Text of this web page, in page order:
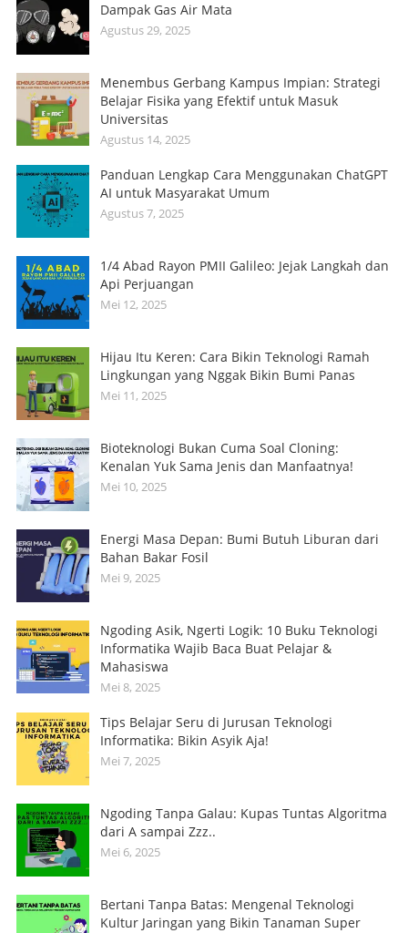
Dampak Gas Air Mata
Agustus 29, 2025
Menembus Gerbang Kampus Impian: Strategi
Belajar Fisika yang Efektif untuk Masuk
Universitas
Agustus 14, 2025
Panduan Lengkap Cara Menggunakan ChatGPT
AI untuk Masyarakat Umum
Agustus 7, 2025
1/4 Abad Rayon PMII Galileo: Jejak Langkah dan
Api Perjuangan
Mei 12, 2025
Hijau Itu Keren: Cara Bikin Teknologi Ramah
Lingkungan yang Nggak Bikin Bumi Panas
Mei 11, 2025
Bioteknologi Bukan Cuma Soal Cloning:
Kenalan Yuk Sama Jenis dan Manfaatnya!
Mei 10, 2025
Energi Masa Depan: Bumi Butuh Liburan dari
Bahan Bakar Fosil
Mei 9, 2025
Ngoding Asik, Ngerti Logik: 10 Buku Teknologi
Informatika Wajib Baca Buat Pelajar &
Mahasiswa
Mei 8, 2025
Tips Belajar Seru di Jurusan Teknologi
Informatika: Bikin Asyik Aja!
Mei 7, 2025
Ngoding Tanpa Galau: Kupas Tuntas Algoritma
dari A sampai Zzz..
Mei 6, 2025
Bertani Tanpa Batas: Mengenal Teknologi
Kultur Jaringan yang Bikin Tanaman Super